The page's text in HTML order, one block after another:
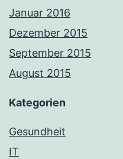
Januar 2016
Dezember 2015
September 2015
August 2015
Kategorien
Gesundheit
IT